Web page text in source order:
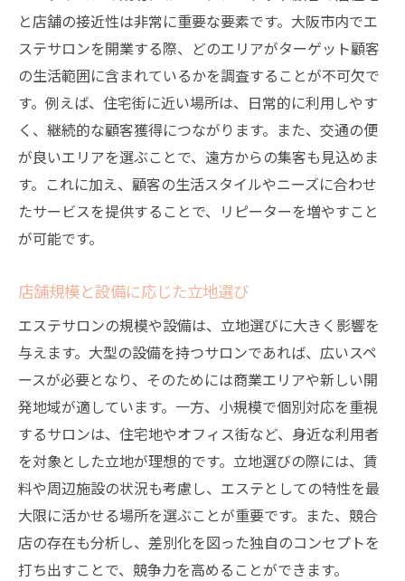
と店舗の接近性は非常に重要な要素です。大阪市内でエ
ステサロンを開業する際、どのエリアがターゲット顧客
の生活範囲に含まれているかを調査することが不可欠で
す。例えば、住宅街に近い場所は、日常的に利用しやす
く、継続的な顧客獲得につながります。また、交通の便
が良いエリアを選ぶことで、遠方からの集客も見込めま
す。これに加え、顧客の生活スタイルやニーズに合わせ
たサービスを提供することで、リピーターを増やすこと
が可能です。
店舗規模と設備に応じた立地選び
エステサロンの規模や設備は、立地選びに大きく影響を
与えます。大型の設備を持つサロンであれば、広いスペ
ースが必要となり、そのためには商業エリアや新しい開
発地域が適しています。一方、小規模で個別対応を重視
するサロンは、住宅地やオフィス街など、身近な利用者
を対象とした立地が理想的です。立地選びの際には、賃
料や周辺施設の状況も考慮し、エステとしての特性を最
大限に活かせる場所を選ぶことが重要です。また、競合
店の存在も分析し、差別化を図った独自のコンセプトを
打ち出すことで、競争力を高めることができます。